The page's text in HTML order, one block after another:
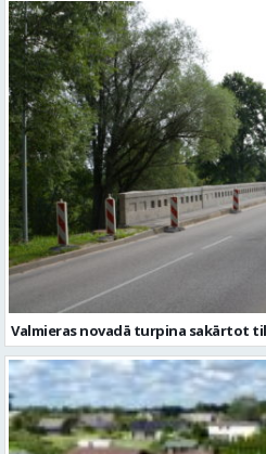
Valmieras novadā turpina sakārtot